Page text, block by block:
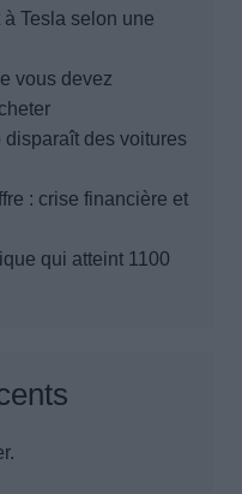
Tesla selon une
vous devez
disparaît des voitures
: crise financière et
qui atteint 1100